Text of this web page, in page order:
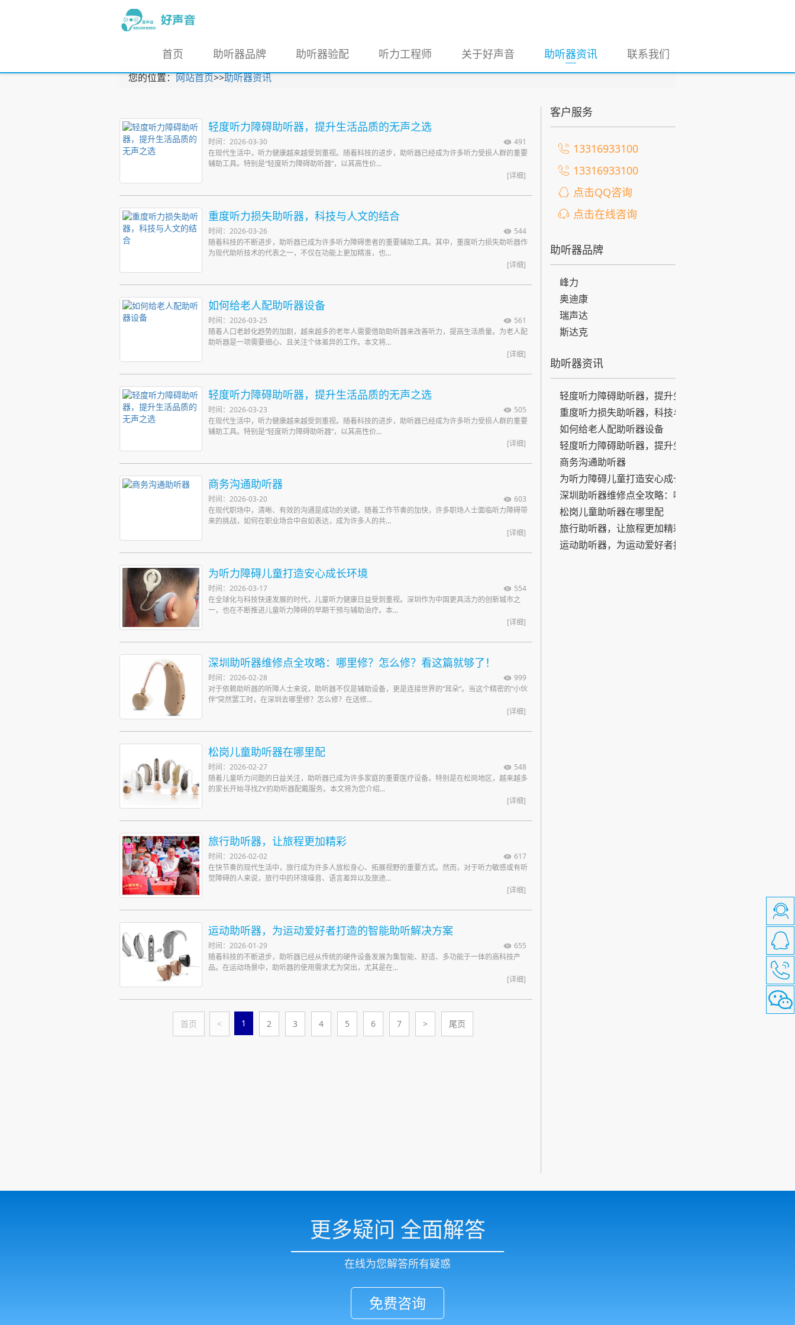
首页 助听器品牌 助听器验配 听力工程师 关于好声音 助听器资讯(current)联系我们
您的位置：网站首页>>助听器资讯
轻度听力障碍助听器，提升生活品质的无声之选
491
时间：2026-03-30
在现代生活中，听力健康越来越受到重视。随着科技的进步，助听器已经成为许多听力受损人群的重要
辅助工具。特别是“轻度听力障碍助听器”，以其高性价...
[详细]
重度听力损失助听器，科技与人文的结合
544
时间：2026-03-26
随着科技的不断进步，助听器已成为许多听力障碍患者的重要辅助工具。其中，重度听力损失助听器作
为现代助听技术的代表之一，不仅在功能上更加精准，也...
[详细]
如何给老人配助听器设备
561
时间：2026-03-25
随着人口老龄化趋势的加剧，越来越多的老年人需要借助助听器来改善听力，提高生活质量。为老人配
助听器是一项需要细心、且关注个体差异的工作。本文将...
[详细]
轻度听力障碍助听器，提升生活品质的无声之选
505
时间：2026-03-23
在现代生活中，听力健康越来越受到重视。随着科技的进步，助听器已经成为许多听力受损人群的重要
辅助工具。特别是“轻度听力障碍助听器”，以其高性价...
[详细]
商务沟通助听器
603
时间：2026-03-20
在现代职场中，清晰、有效的沟通是成功的关键。随着工作节奏的加快，许多职场人士面临听力障碍带
来的挑战，如何在职业场合中自如表达，成为许多人的共...
[详细]
为听力障碍儿童打造安心成长环境
554
时间：2026-03-17
在全球化与科技快速发展的时代，儿童听力健康日益受到重视。深圳作为中国更具活力的创新城市之
一，也在不断推进儿童听力障碍的早期干预与辅助治疗。本...
[详细]
深圳助听器维修点全攻略：哪里修？怎么修？看这篇就够了！
999
时间：2026-02-28
对于依赖助听器的听障人士来说，助听器不仅是辅助设备，更是连接世界的“耳朵”。当这个精密的“小伙
伴”突然罢工时，在深圳去哪里修？怎么修？在送修...
[详细]
松岗儿童助听器在哪里配
548
时间：2026-02-27
随着儿童听力问题的日益关注，助听器已成为许多家庭的重要医疗设备。特别是在松岗地区，越来越多
的家长开始寻找ZY的助听器配戴服务。本文将为您介绍...
[详细]
旅行助听器，让旅程更加精彩
617
时间：2026-02-02
在快节奏的现代生活中，旅行成为许多人放松身心、拓展视野的重要方式。然而，对于听力敏感或有听
觉障碍的人来说，旅行中的环境噪音、语言差异以及旅途...
[详细]
运动助听器，为运动爱好者打造的智能助听解决方案
655
时间：2026-01-29
随着科技的不断进步，助听器已经从传统的硬件设备发展为集智能、舒适、多功能于一体的高科技产
品。在运动场景中，助听器的使用需求尤为突出，尤其是在...
[详细]
首页 < 1 2 3 4 5 6 7 > 尾页
客户服务
13316933100
13316933100
点击QQ咨询
点击在线咨询
助听器品牌
峰力
奥迪康
瑞声达
斯达克
助听器资讯
轻度听力障碍助听器，提升生活
品质的无声之选
重度听力损失助听器，科技与人
文的结合
如何给老人配助听器设备
轻度听力障碍助听器，提升生活
品质的无声之选
商务沟通助听器
为听力障碍儿童打造安心成长环
境
深圳助听器维修点全攻略：哪里
修？怎么修？看这篇就够了！
松岗儿童助听器在哪里配
旅行助听器，让旅程更加精彩
运动助听器，为运动爱好者打造
更多疑问 全面解答
在线为您解答所有疑惑
免费咨询